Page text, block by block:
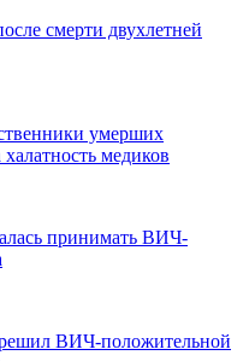
смерти двухлетней
умерших
медиков
принимать ВИЧ-
ВИЧ-положительной